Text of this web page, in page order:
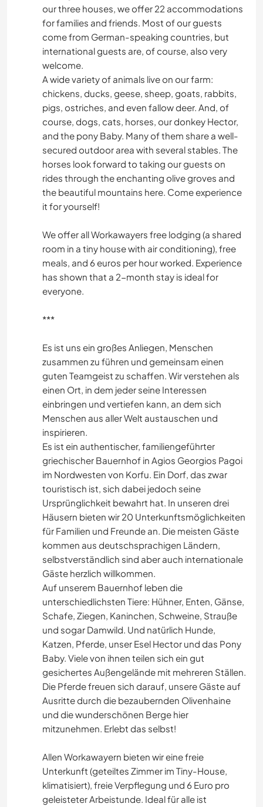
our three houses, we offer 22 accommodations
for families and friends. Most of our guests
come from German-speaking countries, but
international guests are, of course, also very
welcome.
A wide variety of animals live on our farm:
chickens, ducks, geese, sheep, goats, rabbits,
pigs, ostriches, and even fallow deer. And, of
course, dogs, cats, horses, our donkey Hector,
and the pony Baby. Many of them share a well-
secured outdoor area with several stables. The
horses look forward to taking our guests on
rides through the enchanting olive groves and
the beautiful mountains here. Come experience
it for yourself!
We offer all Workawayers free lodging (a shared
room in a tiny house with air conditioning), free
meals, and 6 euros per hour worked. Experience
has shown that a 2-month stay is ideal for
everyone.
***
Es ist uns ein großes Anliegen, Menschen
zusammen zu führen und gemeinsam einen
guten Teamgeist zu schaffen. Wir verstehen als
einen Ort, in dem jeder seine Interessen
einbringen und vertiefen kann, an dem sich
Menschen aus aller Welt austauschen und
inspirieren.
Es ist ein authentischer, familiengeführter
griechischer Bauernhof in Agios Georgios Pagoi
im Nordwesten von Korfu. Ein Dorf, das zwar
touristisch ist, sich dabei jedoch seine
Ursprünglichkeit bewahrt hat. In unseren drei
Häusern bieten wir 20 Unterkunftsmöglichkeiten
für Familien und Freunde an. Die meisten Gäste
kommen aus deutschsprachigen Ländern,
selbstverständlich sind aber auch internationale
Gäste herzlich willkommen.
Auf unserem Bauernhof leben die
unterschiedlichsten Tiere: Hühner, Enten, Gänse,
Schafe, Ziegen, Kaninchen, Schweine, Strauße
und sogar Damwild. Und natürlich Hunde,
Katzen, Pferde, unser Esel Hector und das Pony
Baby. Viele von ihnen teilen sich ein gut
gesichertes Außengelände mit mehreren Ställen.
Die Pferde freuen sich darauf, unsere Gäste auf
Ausritte durch die bezaubernden Olivenhaine
und die wunderschönen Berge hier
mitzunehmen. Erlebt das selbst!
Allen Workawayern bieten wir eine freie
Unterkunft (geteiltes Zimmer im Tiny-House,
klimatisiert), freie Verpflegung und 6 Euro pro
geleisteter Arbeistunde. Ideal für alle ist